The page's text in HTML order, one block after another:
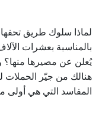
لماذا سلوك طريق
بالمناسبة بعشرات
يُعلن عن مصيرها منها؟
هنالك من جيّر الحملات
المفاسد التي هي